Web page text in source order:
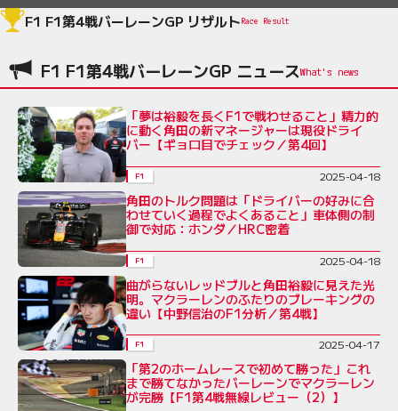
F1 F1第4戦バーレーンGP リザルトRace Result
F1 F1第4戦バーレーンGP ニュース
「夢は裕毅を長くF1で戦わせること」精力的
に動く角田の新マネージャーは現役ドライ
バー【ギョロ目でチェック／第4回】
F1 2025-04-18
角田のトルク問題は「ドライバーの好みに合
わせていく過程でよくあること」車体側の制
御で対応：ホンダ／HRC密着
F1 2025-04-18
曲がらないレッドブルと角田裕毅に見えた光
明。マクラーレンのふたりのブレーキングの
違い【中野信治のF1分析／第4戦】
F1 2025-04-17
「第2のホームレースで初めて勝った」これ
まで勝てなかったバーレーンでマクラーレン
が完勝【F1第4戦無線レビュー（2）】